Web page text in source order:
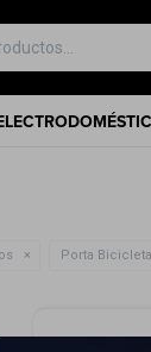
Porta